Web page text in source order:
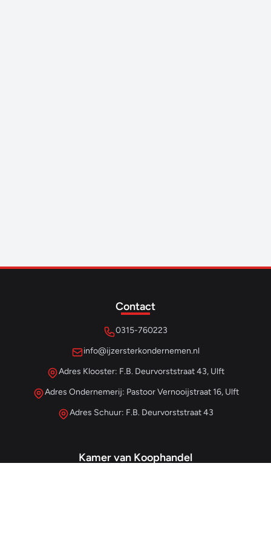
Contact
0315-760223
info@ijzersterkondernemen.nl
Adres Klooster: F.B. Deurvorststraat 43, Ulft
Adres Ondernemerij: Pastoor Vernooijstraat 16, Ulft
Adres Schuur: F.B. Deurvorststraat 43
Kamer van Koophandel